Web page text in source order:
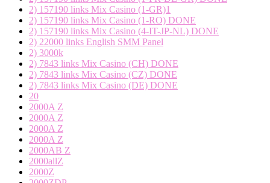
2) 157190 links Mix Casino (1-GR)1
2) 157190 links Mix Casino (1-RO) DONE
2) 157190 links Mix Casino (4-IT-JP-NL) DONE
2) 22000 links English SMM Panel
2) 3000k
2) 7843 links Mix Casino (CH) DONE
2) 7843 links Mix Casino (CZ) DONE
2) 7843 links Mix Casino (DE) DONE
20
2000A Z
2000A Z
2000A Z
2000A Z
2000AB Z
2000allZ
2000Z